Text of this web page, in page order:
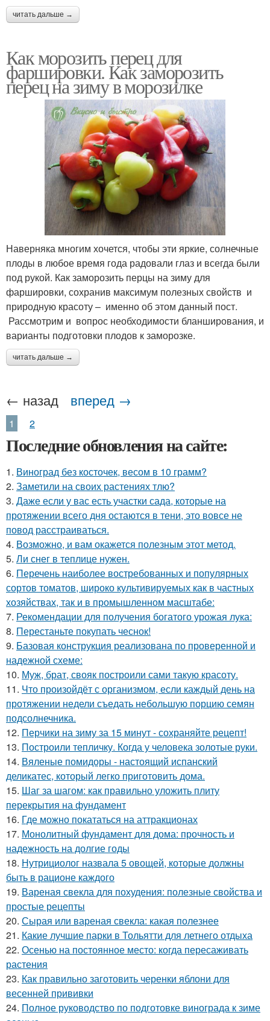
читать дальше →
Как морозить перец для
фаршировки. Как заморозить
перец на зиму в морозилке
Наверняка многим хочется, чтобы эти яркие, солнечные
плоды в любое время года радовали глаз и всегда были
под рукой. Как заморозить перцы на зиму для
фаршировки, сохранив максимум полезных свойств и
природную красоту – именно об этом данный пост.
Рассмотрим и вопрос необходимости бланширования, и
варианты подготовки плодов к заморозке.
читать дальше →
← назад вперед →
1 2
Последние обновления на сайте:
1. Виноград без косточек, весом в 10 грамм?
2. Заметили на своих растениях тлю?
3. Даже если у вас есть участки сада, которые на
протяжении всего дня остаются в тени, это вовсе не
повод расстраиваться.
4. Возможно, и вам окажется полезным этот метод.
5. Ли снег в теплице нужен.
6. Перечень наиболее востребованных и популярных
сортов томатов, широко культивируемых как в частных
хозяйствах, так и в промышленном масштабе:
7. Рекомендации для получения богатого урожая лука:
8. Перестаньте покупать чеснок!
9. Базовая конструкция реализована по проверенной и
надежной схеме:
10. Муж, брат, свояк построили сами такую красоту.
11. Что произойдёт с организмом, если каждый день на
протяжении недели съедать небольшую порцию семян
подсолнечника.
12. Перчики на зиму за 15 минут - сохраняйте рецепт!
13. Построили тепличку. Когда у человека золотые руки.
14. Вяленые помидоры - настоящий испанский
деликатес, который легко приготовить дома.
15. Шаг за шагом: как правильно уложить плиту
перекрытия на фундамент
16. Где можно покататься на аттракционах
17. Монолитный фундамент для дома: прочность и
надежность на долгие годы
18. Нутрициолог назвала 5 овощей, которые должны
быть в рационе каждого
19. Вареная свекла для похудения: полезные свойства и
простые рецепты
20. Сырая или вареная свекла: какая полезнее
21. Какие лучшие парки в Тольятти для летнего отдыха
22. Осенью на постоянное место: когда пересаживать
растения
23. Как правильно заготовить черенки яблони для
весенней прививки
24. Полное руководство по подготовке винограда к зиме